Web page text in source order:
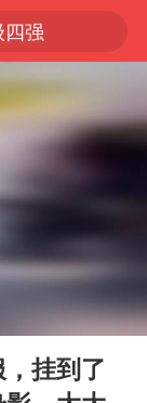
强
费新蓝海
佟丽娅庆生
有“独立”过
新疆优化调整景区内自驾服务费
1死1伤
梁家辉：到内地拍戏不是北上是回归
发展
00:13
挂到了